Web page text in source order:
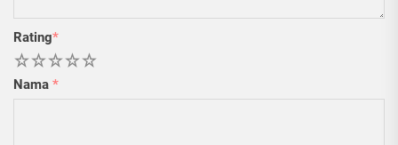
Rating*
5
4
3
2
Nama *